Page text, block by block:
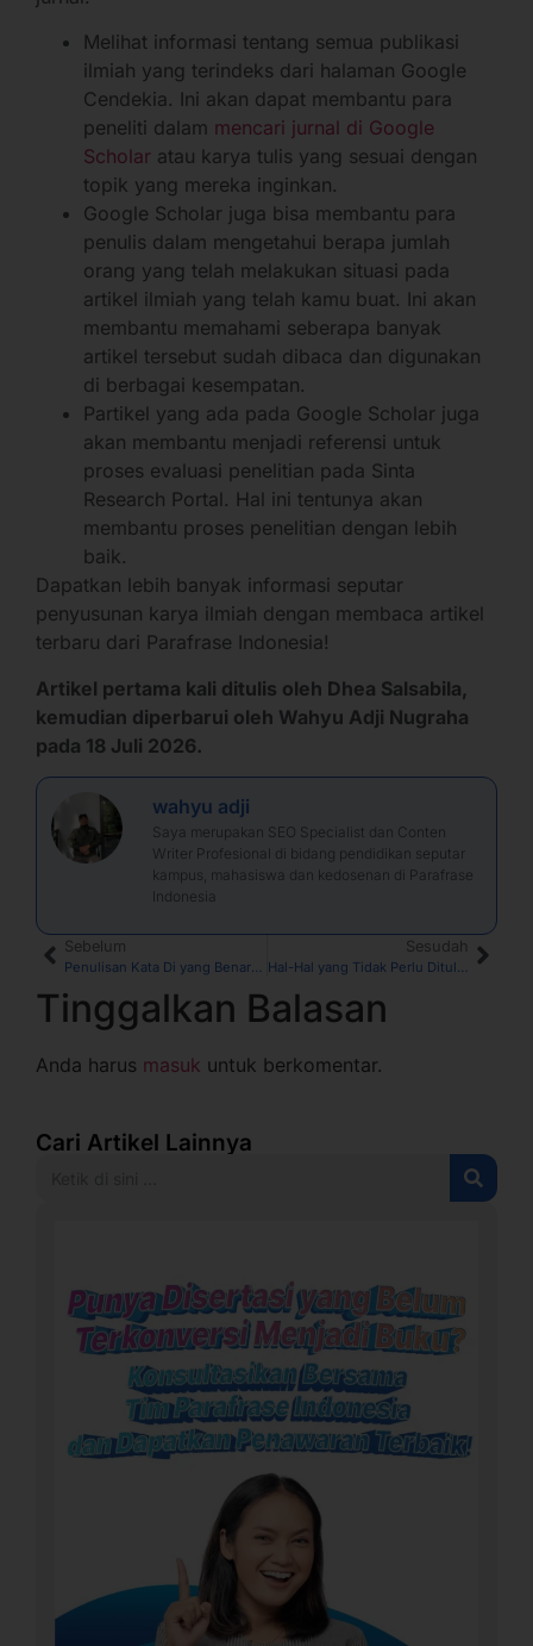
Melihat informasi tentang semua publikasi
ilmiah yang terindeks dari halaman Google
Cendekia. Ini akan dapat membantu para
peneliti dalam mencari jurnal di Google
Scholar atau karya tulis yang sesuai dengan
topik yang mereka inginkan.
Google Scholar juga bisa membantu para
penulis dalam mengetahui berapa jumlah
orang yang telah melakukan situasi pada
artikel ilmiah yang telah kamu buat. Ini akan
membantu memahami seberapa banyak
artikel tersebut sudah dibaca dan digunakan
di berbagai kesempatan.
Partikel yang ada pada Google Scholar juga
akan membantu menjadi referensi untuk
proses evaluasi penelitian pada Sinta
Research Portal. Hal ini tentunya akan
membantu proses penelitian dengan lebih
baik.
Dapatkan lebih banyak informasi seputar
penyusunan karya ilmiah dengan membaca artikel
terbaru dari Parafrase Indonesia!
Artikel pertama kali ditulis oleh Dhea Salsabila,
kemudian diperbarui oleh Wahyu Adji Nugraha
pada 18 Juli 2026.
wahyu adji
Saya merupakan SEO Specialist dan Conten
Writer Profesional di bidang pendidikan seputar
kampus, mahasiswa dan kedosenan di Parafrase
Indonesia
Sebelum
Penulisan Kata Di yang Benar: Mana yang Dipisah dan Digabung?
Sesudah
Hal-Hal yang Tidak Perlu Ditulis dalam Penulisan Daftar Pustaka
Tinggalkan Balasan
Anda harus masuk untuk berkomentar.
Cari Artikel Lainnya